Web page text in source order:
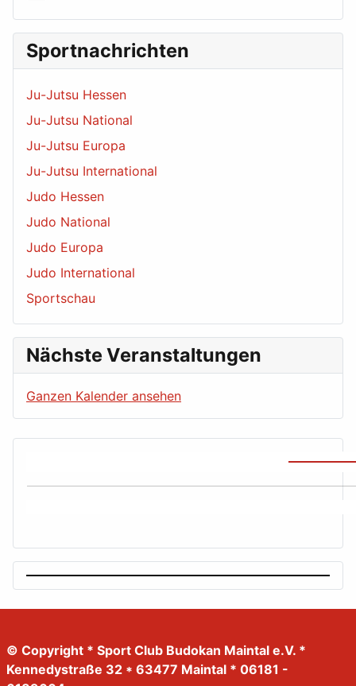
Sportnachrichten
Ju-Jutsu Hessen
Ju-Jutsu National
Ju-Jutsu Europa
Ju-Jutsu International
Judo Hessen
Judo National
Judo Europa
Judo International
Sportschau
Nächste Veranstaltungen
Ganzen Kalender ansehen
© Copyright * Sport Club Budokan Maintal e.V. *
Kennedystraße 32 * 63477 Maintal * 06181 -